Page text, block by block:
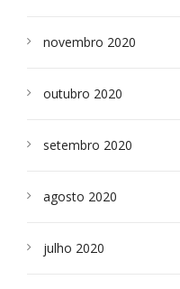
novembro 2020
outubro 2020
setembro 2020
agosto 2020
julho 2020